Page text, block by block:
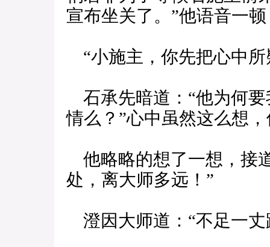
宣布坐关了。”他语音一
“小施主，你先把心中所
石承先暗道：“他为何
情么？”心中虽然这么想
他略略的想了一想，接
处，离大师多远！”
澄因大师道：“不足一丈